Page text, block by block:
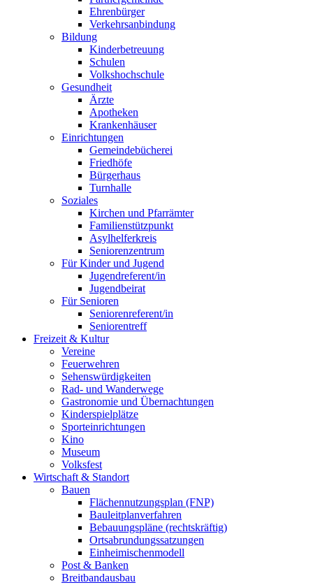
Ehrenbürger
Verkehrsanbindung
Bildung
Kinderbetreuung
Schulen
Volkshochschule
Gesundheit
Ärzte
Apotheken
Krankenhäuser
Einrichtungen
Gemeindebücherei
Friedhöfe
Bürgerhaus
Turnhalle
Soziales
Kirchen und Pfarrämter
Familienstützpunkt
Asylhelferkreis
Seniorenzentrum
Für Kinder und Jugend
Jugendreferent/in
Jugendbeirat
Für Senioren
Seniorenreferent/in
Seniorentreff
Freizeit & Kultur
Vereine
Feuerwehren
Sehenswürdigkeiten
Rad- und Wanderwege
Gastronomie und Übernachtungen
Kinderspielplätze
Sporteinrichtungen
Kino
Museum
Volksfest
Wirtschaft & Standort
Bauen
Flächennutzungsplan (FNP)
Bauleitplanverfahren
Bebauungspläne (rechtskräftig)
Ortsabrundungssatzungen
Einheimischenmodell
Post & Banken
Breitbandausbau